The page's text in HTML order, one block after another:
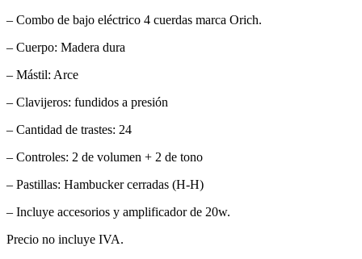
– Combo de bajo eléctrico 4 cuerdas marca Orich.
– Cuerpo: Madera dura
– Mástil: Arce
– Clavijeros: fundidos a presión
– Cantidad de trastes: 24
– Controles: 2 de volumen + 2 de tono
– Pastillas: Hambucker cerradas (H-H)
– Incluye accesorios y amplificador de 20w.
Precio no incluye IVA.